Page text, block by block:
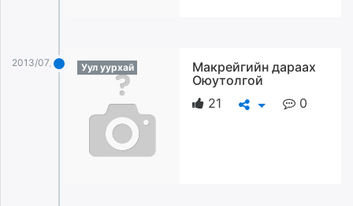
2013/07/28 Уул уурхай
Макрейгийн дараах
Оюутолгой
21
0